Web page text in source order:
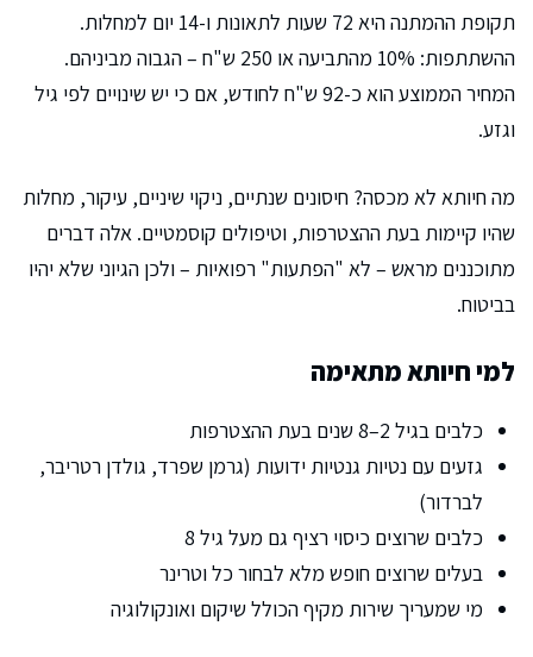
תקופת ההמתנה היא 72 שעות לתאונות ו-14 יום למחלות.
ההשתתפות: 10% מהתביעה או 250 ש"ח – הגבוה מביניהם.
המחיר הממוצע הוא כ-92 ש"ח לחודש, אם כי יש שינויים לפי גיל
וגזע.
מה חיותא לא מכסה? חיסונים שנתיים, ניקוי שיניים, עיקור, מחלות
שהיו קיימות בעת ההצטרפות, וטיפולים קוסמטיים. אלה דברים
מתוכננים מראש – לא "הפתעות" רפואיות – ולכן הגיוני שלא יהיו
בביטוח.
למי חיותא מתאימה
כלבים בגיל 2–8 שנים בעת ההצטרפות
גזעים עם נטיות גנטיות ידועות (גרמן שפרד, גולדן רטריבר,
לברדור)
כלבים שרוצים כיסוי רציף גם מעל גיל 8
בעלים שרוצים חופש מלא לבחור כל וטרינר
מי שמעריך שירות מקיף הכולל שיקום ואונקולוגיה